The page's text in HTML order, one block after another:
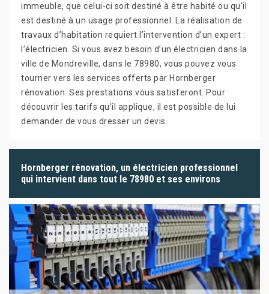
immeuble, que celui-ci soit destiné à être habité ou qu’il
est destiné à un usage professionnel. La réalisation de
travaux d’habitation requiert l’intervention d’un expert :
l’électricien. Si vous avez besoin d’un électricien dans la
ville de Mondreville, dans le 78980, vous pouvez vous
tourner vers les services offerts par Hornberger
rénovation. Ses prestations vous satisferont. Pour
découvrir les tarifs qu’il applique, il est possible de lui
demander de vous dresser un devis.
Hornberger rénovation, un électricien professionnel
qui intervient dans tout le 78980 et ses environs